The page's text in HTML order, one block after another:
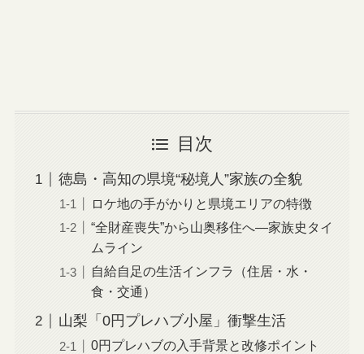
目次
徳島・高知の県境“秘境人”家族の全貌
ロケ地の手がかりと県境エリアの特徴
“全財産喪失”から山奥移住へ—家族史タイ
ムライン
自給自足の生活インフラ（住居・水・
食・交通）
山梨「0円プレハブ小屋」衝撃生活
0円プレハブの入手背景と改修ポイント